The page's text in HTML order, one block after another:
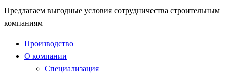
Предлагаем выгодные условия сотрудничества строительным
компаниям
Производство
О компании
Специализация